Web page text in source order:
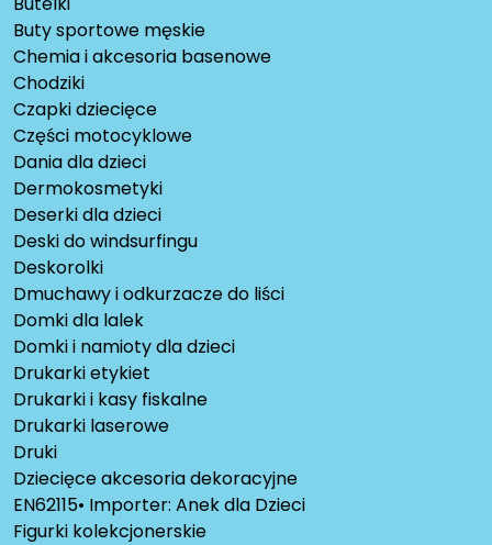
Buty sportowe męskie
Chemia i akcesoria basenowe
Chodziki
Czapki dziecięce
Części motocyklowe
Dania dla dzieci
Dermokosmetyki
Deserki dla dzieci
Deski do windsurfingu
Deskorolki
Dmuchawy i odkurzacze do liści
Domki dla lalek
Domki i namioty dla dzieci
Drukarki etykiet
Drukarki i kasy fiskalne
Drukarki laserowe
Druki
Dziecięce akcesoria dekoracyjne
EN62115• Importer: Anek dla Dzieci
Figurki kolekcjonerskie